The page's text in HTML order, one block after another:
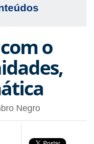
o
Negro